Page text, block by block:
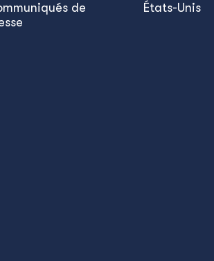
de
États-Unis